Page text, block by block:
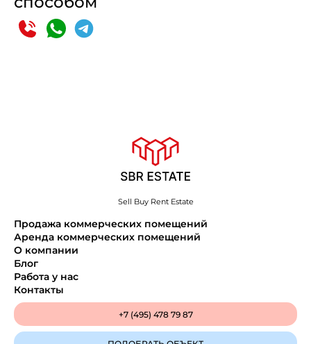
Sell Buy Rent Estate
Продажа коммерческих помещений
Аренда коммерческих помещений
О компании
Блог
Работа у нас
Контакты
+7 (495) 478 79 87